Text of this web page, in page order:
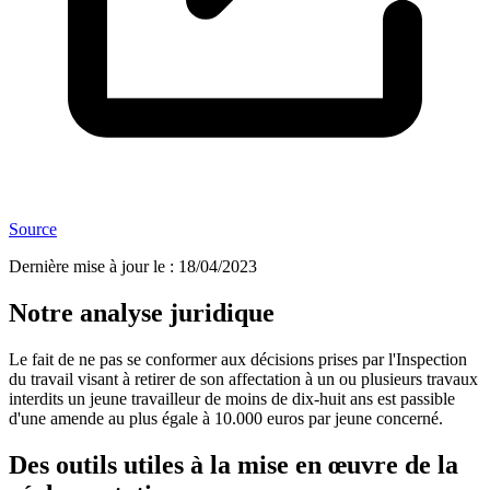
Source
Dernière mise à jour le : 18/04/2023
Notre analyse juridique
Le fait de ne pas se conformer aux décisions prises par l'Inspection
du travail visant à retirer de son affectation à un ou plusieurs travaux
interdits un jeune travailleur de moins de dix-huit ans est passible
d'une amende au plus égale à 10.000 euros par jeune concerné.
Des outils utiles à la mise en œuvre de la